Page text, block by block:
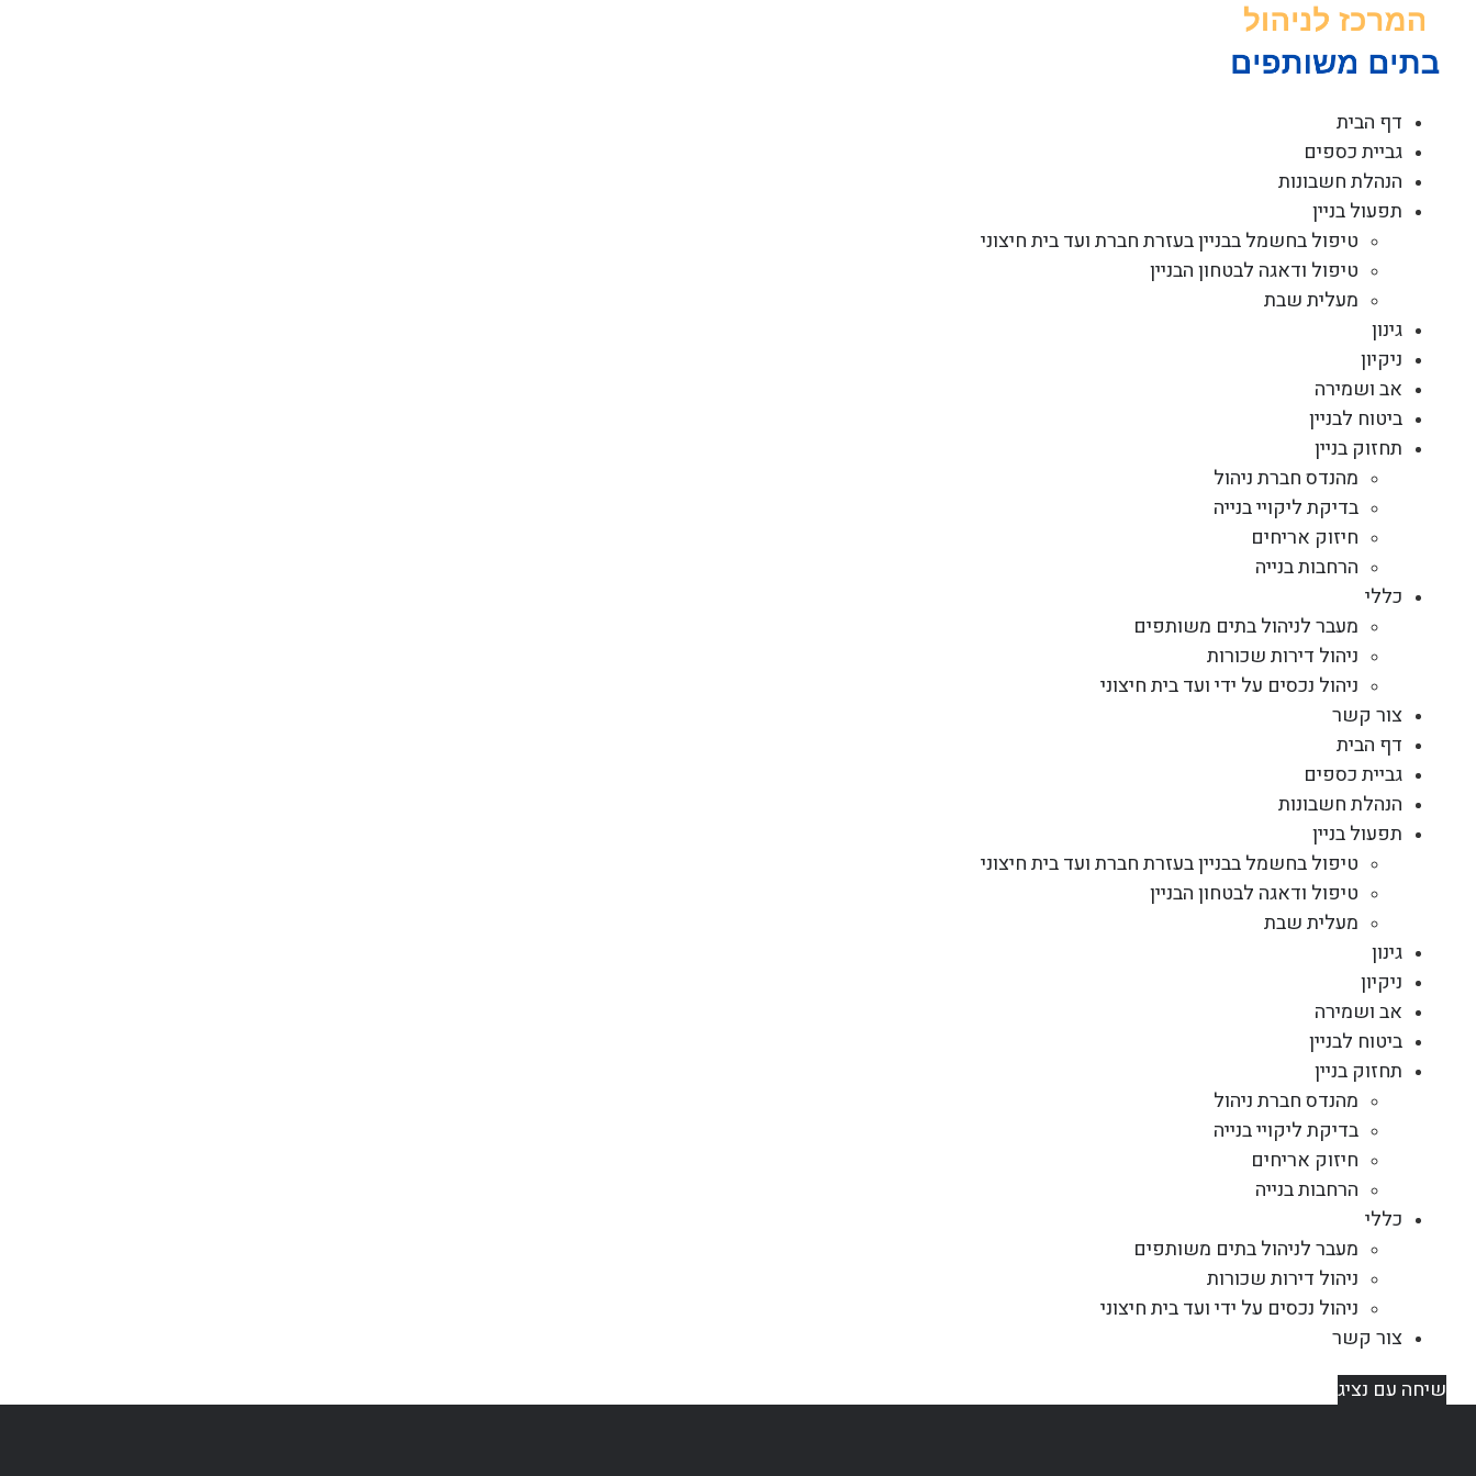
דף הבית
גביית כספים
הנהלת חשבונות
תפעול בניין
טיפול בחשמל בבניין בעזרת חברת ועד בית חיצוני
טיפול ודאגה לבטחון הבניין
מעלית שבת
גינון
ניקיון
אב ושמירה
ביטוח לבניין
תחזוק בניין
מהנדס חברת ניהול
בדיקת ליקויי בנייה
חיזוק אריחים
הרחבות בנייה
כללי
מעבר לניהול בתים משותפים
ניהול דירות שכורות
ניהול נכסים על ידי ועד בית חיצוני
צור קשר
דף הבית
גביית כספים
הנהלת חשבונות
תפעול בניין
טיפול בחשמל בבניין בעזרת חברת ועד בית חיצוני
טיפול ודאגה לבטחון הבניין
מעלית שבת
גינון
ניקיון
אב ושמירה
ביטוח לבניין
תחזוק בניין
מהנדס חברת ניהול
בדיקת ליקויי בנייה
חיזוק אריחים
הרחבות בנייה
כללי
מעבר לניהול בתים משותפים
ניהול דירות שכורות
ניהול נכסים על ידי ועד בית חיצוני
צור קשר
שיחה עם נציג